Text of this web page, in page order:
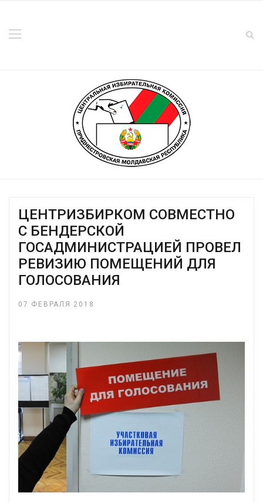
ЦЕНТРИЗБИРКОМ СОВМЕСТНО
С БЕНДЕРСКОЙ
ГОСАДМИНИСТРАЦИЕЙ ПРОВЕЛ
РЕВИЗИЮ ПОМЕЩЕНИЙ ДЛЯ
ГОЛОСОВАНИЯ
07 ФЕВРАЛЯ 2018